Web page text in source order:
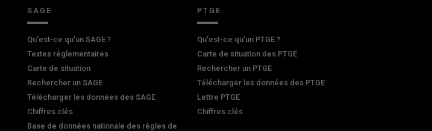
SAGE
Qu'est-ce qu'un SAGE ?
Textes réglementaires
Carte de situation
Rechercher un SAGE
Télécharger les données des SAGE
Chiffres clés
Base de données nationale des règles de
PTGE
Qu’est-ce qu’un PTGE ?
Carte de situation des PTGE
Rechercher un PTGE
Télécharger les données des PTGE
Lettre PTGE
Chiffres clés